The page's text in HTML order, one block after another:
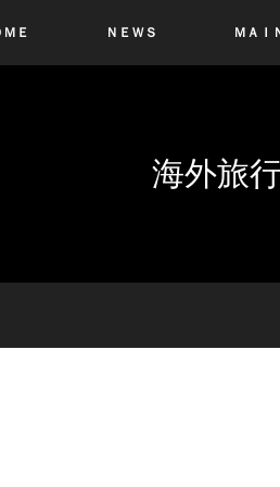
ＭＥ ＮＥＷＳ ＭＡＩ
海外旅